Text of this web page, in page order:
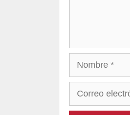
Nombre
Correo